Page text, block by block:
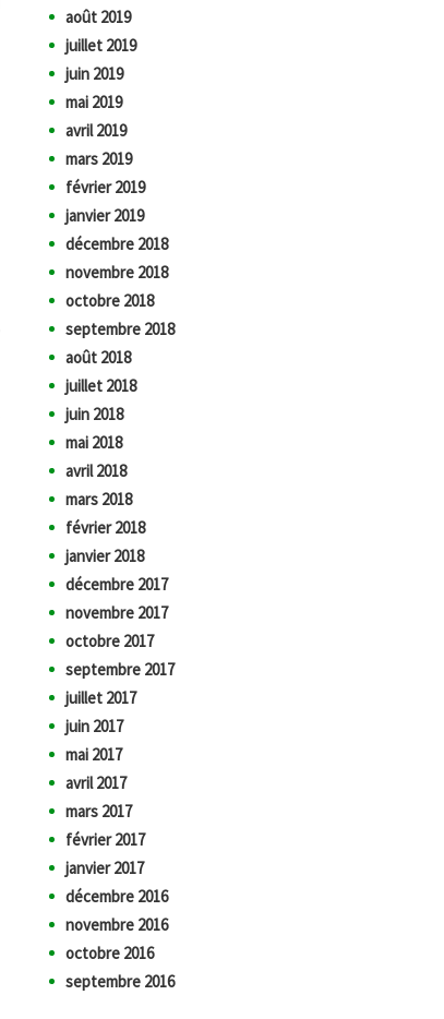
août 2019
juillet 2019
juin 2019
mai 2019
avril 2019
mars 2019
février 2019
janvier 2019
décembre 2018
novembre 2018
octobre 2018
septembre 2018
août 2018
juillet 2018
juin 2018
mai 2018
avril 2018
mars 2018
février 2018
janvier 2018
décembre 2017
novembre 2017
octobre 2017
septembre 2017
juillet 2017
juin 2017
mai 2017
avril 2017
mars 2017
février 2017
janvier 2017
décembre 2016
novembre 2016
octobre 2016
septembre 2016